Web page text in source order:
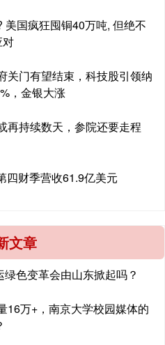
国疯狂囤铜40万吨, 但绝不
对
关门有望结束，科技股引领纳
，金银大涨
再持续数天，参院还要走程
四财季营收61.9亿美元
文章
色变革会由山东掀起吗？
16万+，南京大学校园媒体的